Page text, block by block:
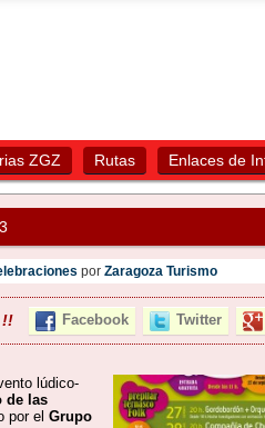
ZGZ Rutas Enlaces de
por Zaragoza Turismo
!! Facebook Twitter
lúdico-
de las
por el Grupo